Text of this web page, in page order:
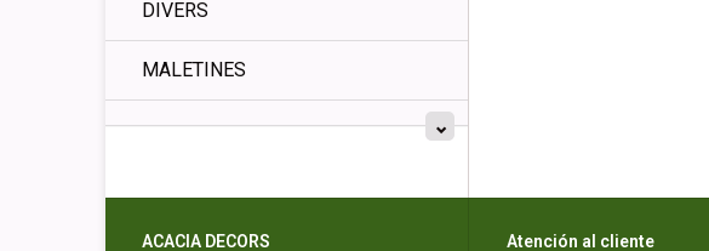
DIVERS
MALETINES
ACACIA DECORS Atención al cliente